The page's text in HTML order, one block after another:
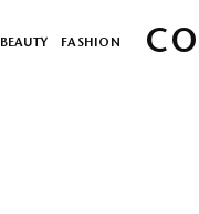
BEAUTY FASHION